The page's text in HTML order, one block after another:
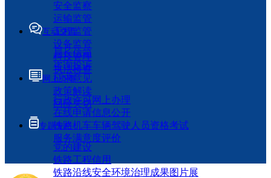
安全监察
运输监管
工程监管
设备监管
科技管理
执法检查
互动交流
局长信箱
咨询投诉
征求意见
政策解读
回应关切
网上办事
行政许可网上办理
在线申请信息公开
铁路机车车辆驾驶人员资格考试
服务满意度评价
专题专栏
党的建设
铁路工程信用
铁路沿线安全环境治理成果图片展